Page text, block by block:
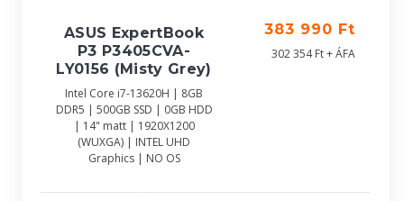
ASUS ExpertBook
P3 P3405CVA-
LY0156 (Misty Grey)
Intel Core i7-13620H | 8GB
DDR5 | 500GB SSD | 0GB HDD
| 14" matt | 1920X1200
(WUXGA) | INTEL UHD
Graphics | NO OS
383 990 Ft
302 354 Ft + ÁFA